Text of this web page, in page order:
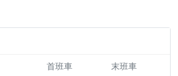
首班車 末班車